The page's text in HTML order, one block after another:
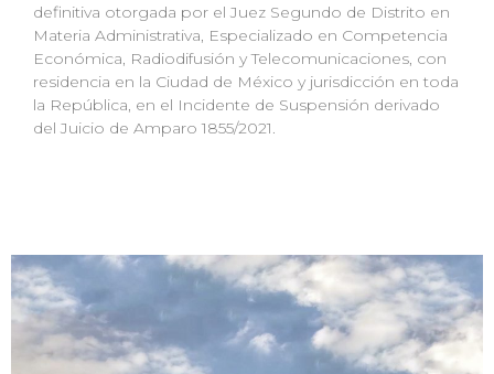
definitiva otorgada por el Juez Segundo de Distrito en
Materia Administrativa, Especializado en Competencia
Económica, Radiodifusión y Telecomunicaciones, con
residencia en la Ciudad de México y jurisdicción en toda
la República, en el Incidente de Suspensión derivado
del Juicio de Amparo 1855/2021.